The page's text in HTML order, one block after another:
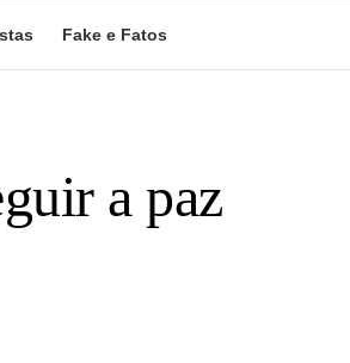
Fake e Fatos
a paz